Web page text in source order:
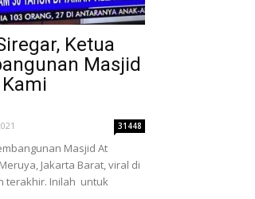
Ketua
Masjid
31448
Masjid At
Jakarta Barat, viral di
terakhir. Inilah untuk